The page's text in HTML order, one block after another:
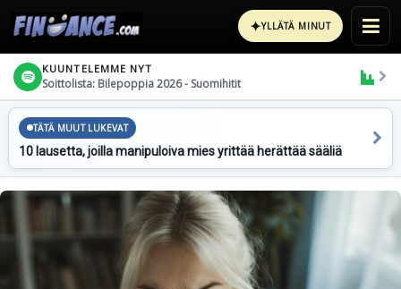
✦YLLÄTÄ MINUT
KUUNTELEMME NYT
Soittolista: Bilepoppia 2026 - Suomihitit
TÄTÄ MUUT LUKEVAT
10 lausetta, joilla manipuloiva mies yrittää herättää sääliä